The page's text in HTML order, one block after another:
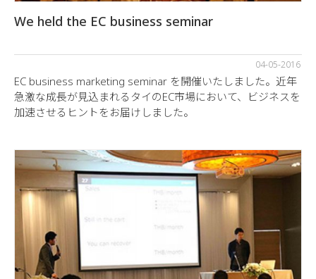
We held the EC business seminar
04-05-2016
EC business marketing seminar を開催いたしました。近年
急激な成長が見込まれるタイのEC市場において、ビジネスを
加速させるヒントをお届けしました。